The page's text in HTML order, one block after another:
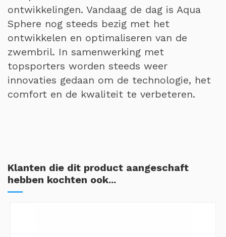
ontwikkelingen. Vandaag de dag is Aqua
Sphere nog steeds bezig met het
ontwikkelen en optimaliseren van de
zwembril. In samenwerking met
topsporters worden steeds weer
innovaties gedaan om de technologie, het
comfort en de kwaliteit te verbeteren.
Klanten die dit product aangeschaft
hebben kochten ook...